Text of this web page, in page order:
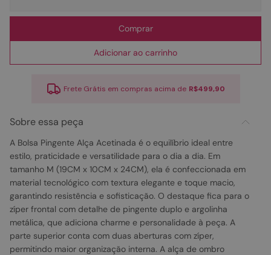
Comprar
Adicionar ao carrinho
Frete Grátis em compras acima de R$499,90
Sobre essa peça
A Bolsa Pingente Alça Acetinada é o equilíbrio ideal entre
estilo, praticidade e versatilidade para o dia a dia. Em
tamanho M (19CM x 10CM x 24CM), ela é confeccionada em
material tecnológico com textura elegante e toque macio,
garantindo resistência e sofisticação. O destaque fica para o
zíper frontal com detalhe de pingente duplo e argolinha
metálica, que adiciona charme e personalidade à peça. A
parte superior conta com duas aberturas com zíper,
permitindo maior organização interna. A alça de ombro